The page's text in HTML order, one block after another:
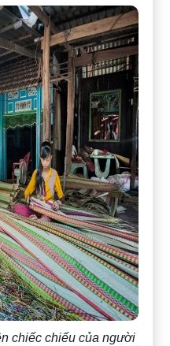
chiếc chiếu của người